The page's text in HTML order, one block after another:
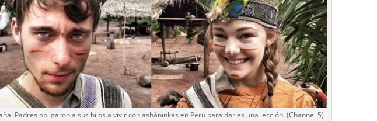
Padres obligaron a sus hijos a vivir con asháninkas en Perú para darles una lección. (Channel 5)